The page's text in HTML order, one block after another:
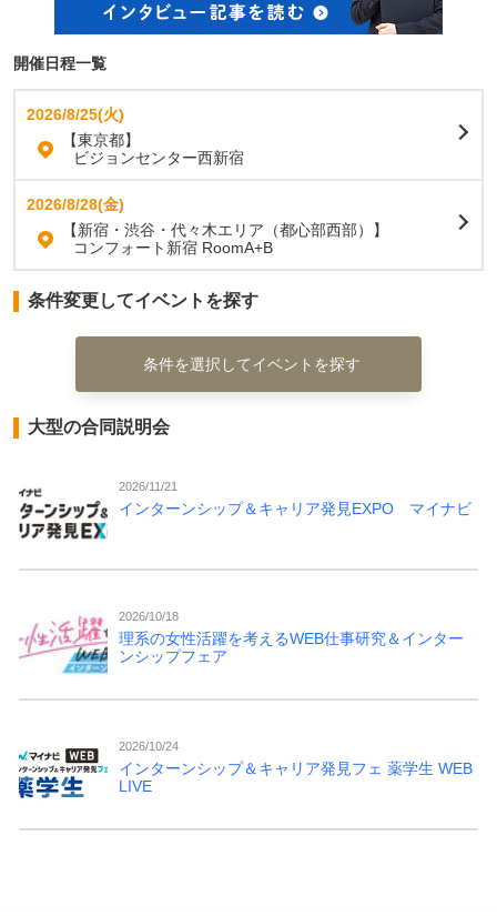
開催日程一覧
2026/8/25(火)
【東京都】
ビジョンセンター西新宿
2026/8/28(金)
【新宿・渋谷・代々木エリア（都心部西部）】
コンフォート新宿 RoomA+B
条件変更してイベントを探す
条件を選択してイベントを探す
大型の合同説明会
2026/11/21
インターンシップ＆キャリア発見EXPO マイナビ
2026/10/18
理系の女性活躍を考えるWEB仕事研究＆インター
ンシップフェア
2026/10/24
インターンシップ＆キャリア発見フェ 薬学生 WEB
LIVE